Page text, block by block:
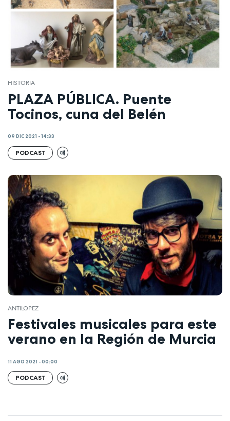
HISTORIA
PLAZA PÚBLICA. Puente
Tocinos, cuna del Belén
09 DIC 2021 - 14:33
PODCAST
ANTILOPEZ
Festivales musicales para este
verano en la Región de Murcia
11 AGO 2021 - 00:00
PODCAST